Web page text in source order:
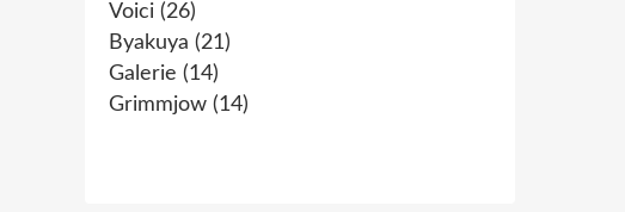
Voici (26)
Byakuya (21)
Galerie (14)
Grimmjow (14)